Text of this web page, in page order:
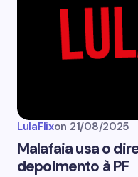
LulaFlixon 21/08/2025
Malafaia usa o
depoimento à PF